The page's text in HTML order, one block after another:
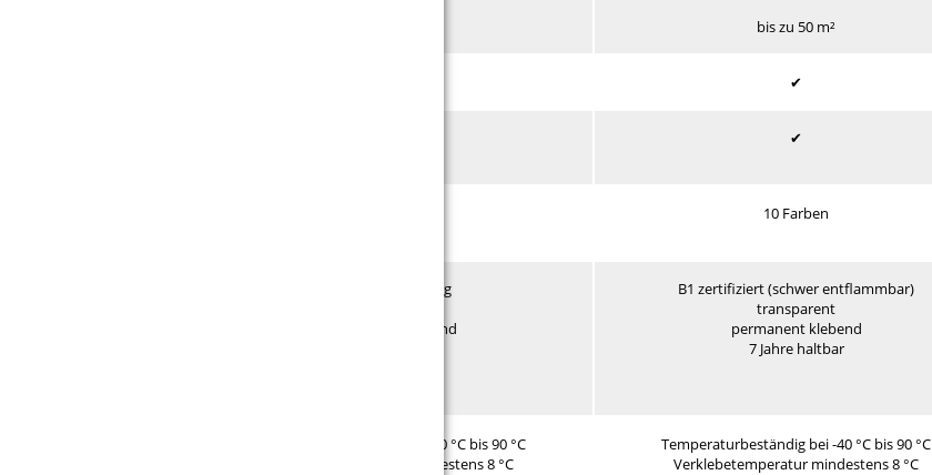
bis zu 50 m²
✔
✔
10 Farben
lichtundurchlässig
permanent klebend
B1 zertifiziert (schwer entflammbar)
transparent
permanent klebend
7 Jahre haltbar
Temperaturbeständig bei -40 °C bis 90 °C
Verklebetemperatur mindestens 8 °C
Temperaturbeständig bei -40 °C bis 90 °C
Verklebetemperatur mindestens 8 °C